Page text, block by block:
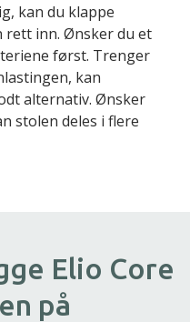
kan du klappe
rett inn. Ønsker du et
først. Trenger
kan
alternativ. Ønsker
stolen deles i flere
Elio Core
på